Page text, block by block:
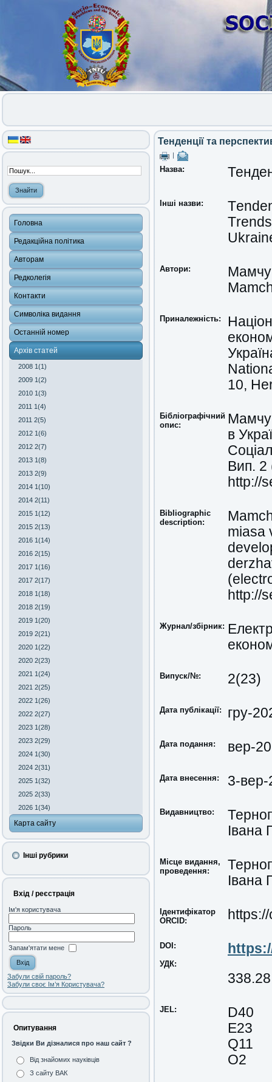
Головна
Редакційна політика
Авторам
Редколегія
Контакти
Символіка видання
Останній номер
Архів статей
2008 1(1)
2009 1(2)
2010 1(3)
2011 1(4)
2011 2(5)
2012 1(6)
2012 2(7)
2013 1(8)
2013 2(9)
2014 1(10)
2014 2(11)
2015 1(12)
2015 2(13)
2016 1(14)
2016 2(15)
2017 1(16)
2017 2(17)
2018 1(18)
2018 2(19)
2019 1(20)
2019 2(21)
2020 1(22)
2020 2(23)
2021 1(24)
2021 2(25)
2022 1(26)
2022 2(27)
2023 1(28)
2023 2(29)
2024 1(30)
2024 2(31)
2025 1(32)
2025 2(33)
2026 1(34)
Карта сайту
Інші рубрики
Вхід / реєстрація
Ім'я користувача
Пароль
Запам'ятати мене
Забули свій пароль?
Забули своє Ім’я Користувача?
Опитування
Звідки Ви дізналися про наш сайт ?
Від знайомих науківців
З сайту ВАК
Тенденції та
Назва:
Інші назви:
Автори:
Приналежність:
10,
Бібліографічний
опис:
в
Вип.
http://
Bibliographic
description:
miasa
http://
Журнал/збірник:
Випуск/№: 2(23)
Дата публікації: гру-
Дата подання: вер-
Дата внесення: 3-вер-
Видавництво:
Івана
Місце видання,
проведення:
Івана
Ідентифікатор
ORCID:
DOI:
УДК:
JEL:
D40
E23
Q11
O2